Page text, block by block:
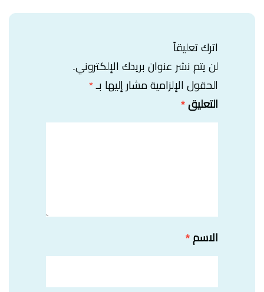
اترك تعليقاً
لن يتم نشر عنوان بريدك الإلكتروني.
الحقول الإلزامية مشار إليها بـ *
التعليق *
الاسم *